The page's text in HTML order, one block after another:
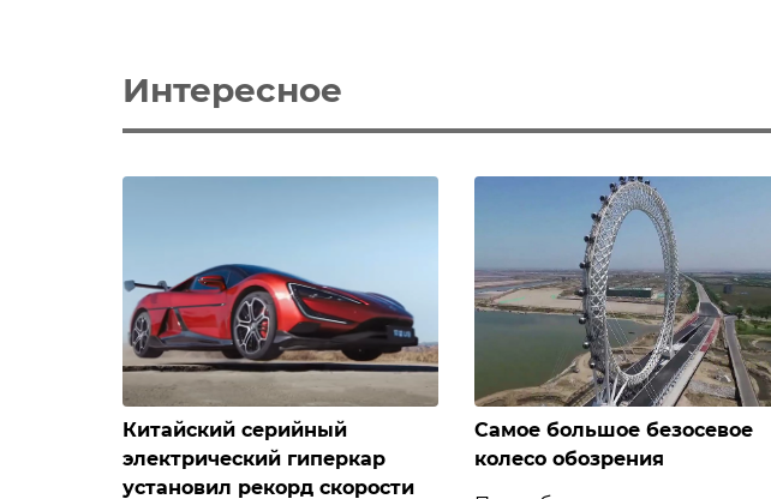
Интересное
Китайский серийный
электрический гиперкар
установил рекорд скорости
Самое большое безосевое
колесо обозрения